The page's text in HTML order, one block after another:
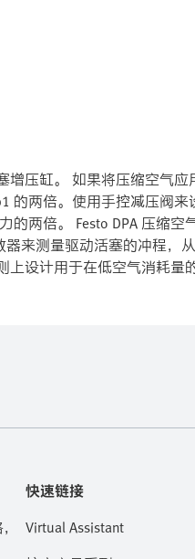
增压缸。 如果将压缩空气
的两倍。使用手控减压阀
的两倍。 Festo DPA 压缩
来测量驱动活塞的冲程，
设计用于在低空气消耗量
快速链接
Virtual Assistant